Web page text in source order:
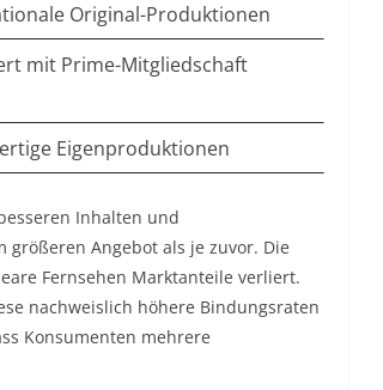
Original-Produktionen
mit Prime-Mitgliedschaft
Eigenproduktionen
Inhalten und
Angebot als je zuvor. Die
Fernsehen Marktanteile verliert.
nachweislich höhere Bindungsraten
Konsumenten mehrere